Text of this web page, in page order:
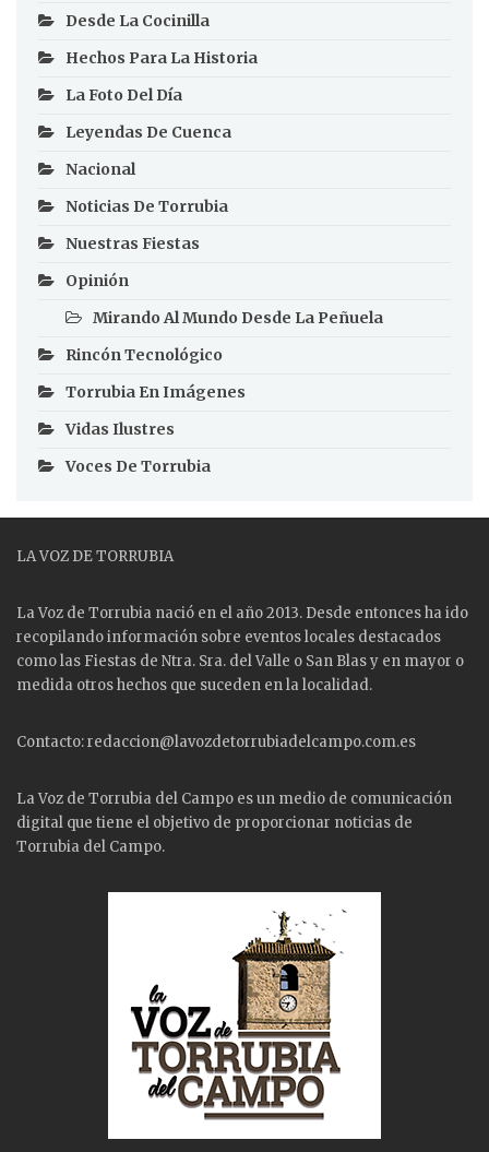
Desde La Cocinilla
Hechos Para La Historia
La Foto Del Día
Leyendas De Cuenca
Nacional
Noticias De Torrubia
Nuestras Fiestas
Opinión
Mirando Al Mundo Desde La Peñuela
Rincón Tecnológico
Torrubia En Imágenes
Vidas Ilustres
Voces De Torrubia
LA VOZ DE TORRUBIA
La Voz de Torrubia nació en el año 2013. Desde entonces ha ido
recopilando información sobre eventos locales destacados
como las Fiestas de Ntra. Sra. del Valle o San Blas y en mayor o
medida otros hechos que suceden en la localidad.
Contacto: redaccion@lavozdetorrubiadelcampo.com.es
La Voz de Torrubia del Campo es un medio de comunicación
digital que tiene el objetivo de proporcionar noticias de
Torrubia del Campo.